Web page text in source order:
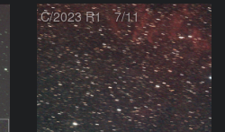
C/2023 R1 7/11